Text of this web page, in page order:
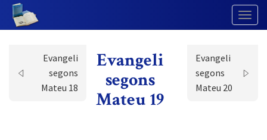
Evangeli
segons
Mateu 18
Evangeli
segons
Mateu 19
Evangeli
segons
Mateu 20